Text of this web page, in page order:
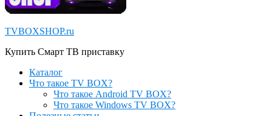
TVBOXSHOP.ru
Купить Смарт ТВ приставку
Каталог
Что такое TV BOX?
Что такое Android TV BOX?
Что такое Windows TV BOX?